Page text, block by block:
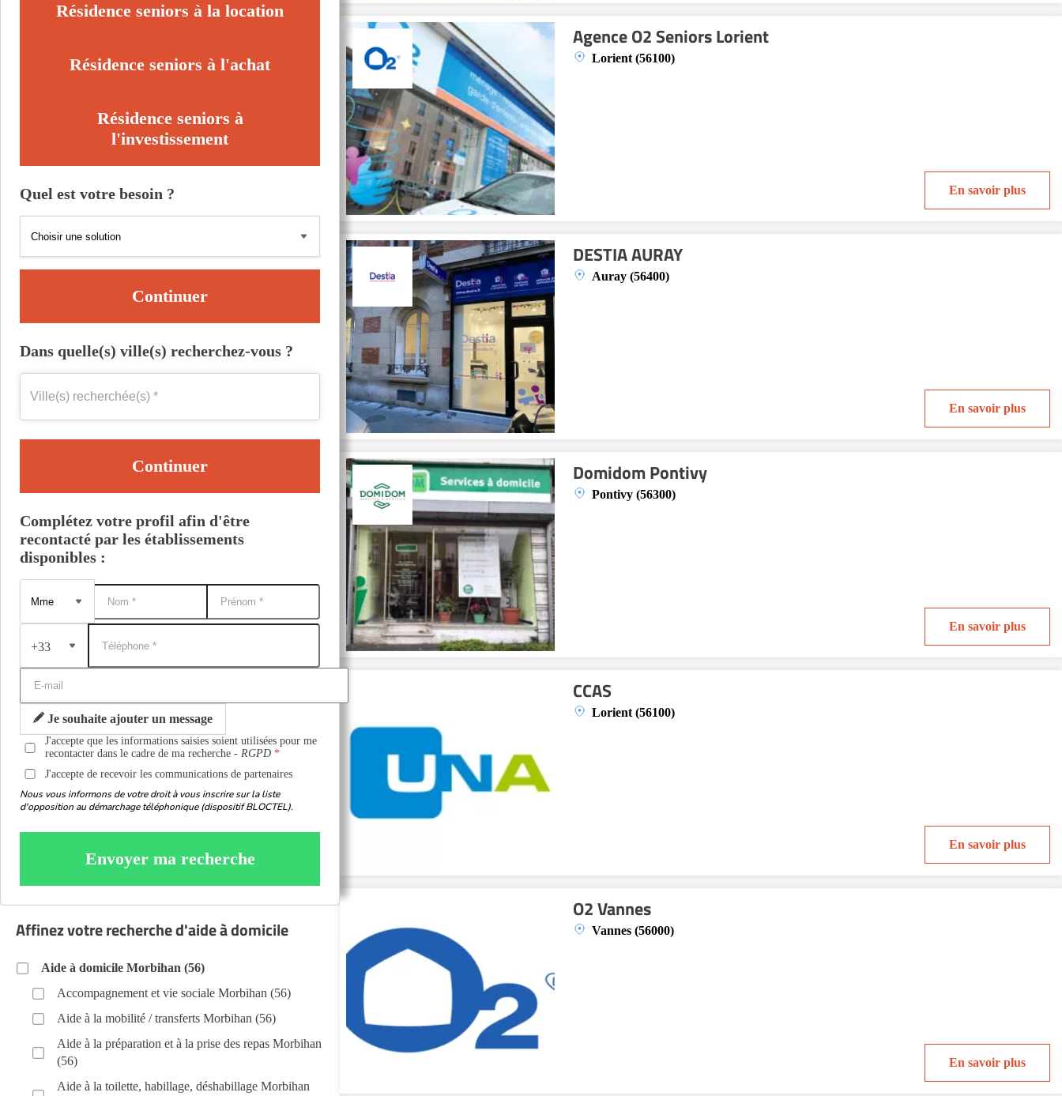
Agence O2 Seniors Lorient
Lorient (56100)
En savoir plus
DESTIA AURAY
Auray (56400)
En savoir plus
Domidom Pontivy
Pontivy (56300)
En savoir plus
CCAS
Lorient (56100)
En savoir plus
O2 Vannes
Vannes (56000)
En savoir plus
Résidence seniors à la location
Résidence seniors à l'achat
Résidence seniors à
l'investissement
Quel est votre besoin ?
Continuer
Dans quelle(s) ville(s) recherchez-vous ?
Continuer
Complétez votre profil afin d'être
recontacté par les établissements
disponibles :
+33
Je souhaite ajouter un message
J'accepte que les informations saisies soient utilisées pour me
recontacter dans le cadre de ma recherche -RGPD
J'accepte de recevoir les communications de partenaires
Nous vous informons de votre droit à vous inscrire sur la liste
d'opposition au démarchage téléphonique (dispositif BLOCTEL).
Envoyer ma recherche
Affinez votre recherche d'aide à domicile
Aide à domicile Morbihan (56)
Accompagnement et vie sociale Morbihan (56)
Aide à la mobilité / transferts Morbihan (56)
Aide à la préparation et à la prise des repas Morbihan
(56)
Aide à la toilette, habillage, déshabillage Morbihan